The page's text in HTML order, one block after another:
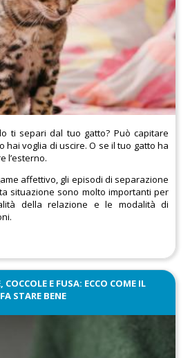
ti separi dal tuo gatto? Può capitare
hai voglia di uscire. O se il tuo gatto ha
l’esterno.
affettivo, gli episodi di separazione
situazione sono molto importanti per
della relazione e le modalità di
COCCOLE E FUSA: ECCO COME IL
STARE BENE